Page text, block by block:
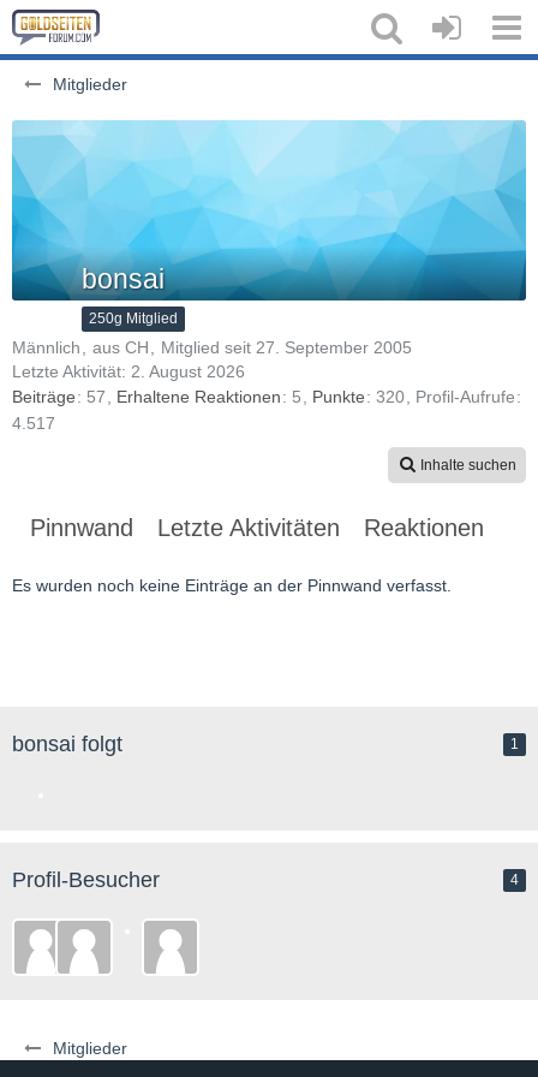
Mitglieder
Mitglieder
bonsai
250g Mitglied
Männlich aus CH
Mitglied seit 27. September 2005
Letzte Aktivität: 2. August 2026
Beiträge
57 Erhaltene Reaktionen 5 Punkte 320
Profil-Aufrufe
4.517
Inhalte suchen
Pinnwand Letzte Aktivitäten Reaktionen
Es wurden noch keine Einträge an der Pinnwand verfasst.
bonsai folgt 1
Profil-Besucher 4